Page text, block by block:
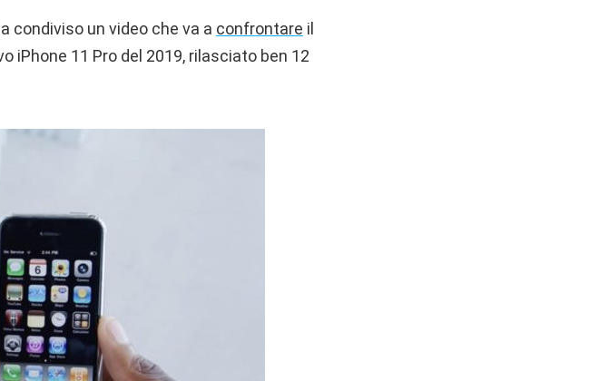
condiviso un video che va a confrontare il
iPhone 11 Pro del 2019, rilasciato ben 12